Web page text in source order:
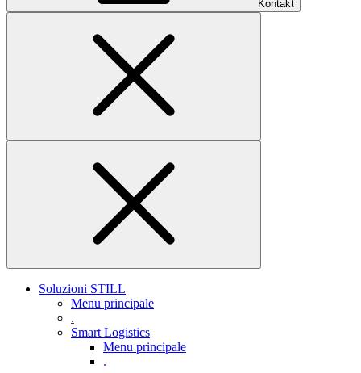
Kontakt
Soluzioni STILL
Menu principale
.
Smart Logistics
Menu principale
.